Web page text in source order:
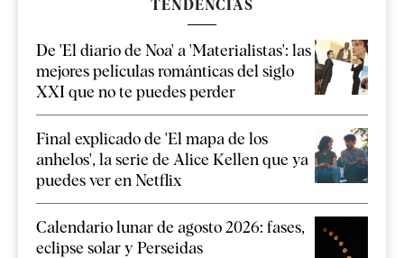
TENDENCIAS
De 'El diario de Noa' a 'Materialistas': las
mejores películas románticas del siglo
XXI que no te puedes perder
Final explicado de 'El mapa de los
anhelos', la serie de Alice Kellen que ya
puedes ver en Netflix
Calendario lunar de agosto 2026: fases,
eclipse solar y Perseidas